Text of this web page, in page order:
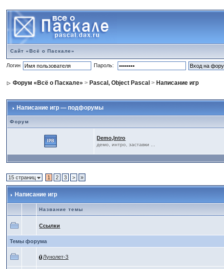
Сайт «Всё о Паскале»
Логин Пароль:
Форум «Всё о Паскале» > Pascal, Object Pascal > Написание игр
Написание игр — подфорумы
Форум
Demo,Intro
демо, интро, заставки ...
15 страниц 1 2 3 > »
Написание игр
Название темы
Ссылки
Темы форума
Лунолет-3